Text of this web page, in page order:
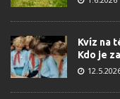
Kvíz na
Kdo je